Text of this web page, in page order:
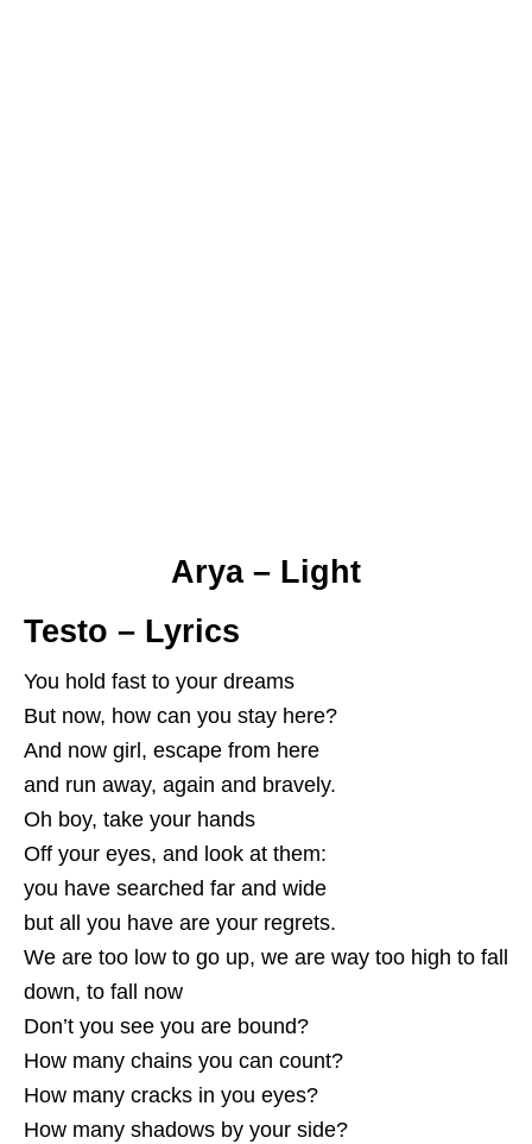
Arya – Light
Testo – Lyrics
You hold fast to your dreams
But now, how can you stay here?
And now girl, escape from here
and run away, again and bravely.
Oh boy, take your hands
Off your eyes, and look at them:
you have searched far and wide
but all you have are your regrets.
We are too low to go up, we are way too high to fall
down, to fall now
Don’t you see you are bound?
How many chains you can count?
How many cracks in you eyes?
How many shadows by your side?